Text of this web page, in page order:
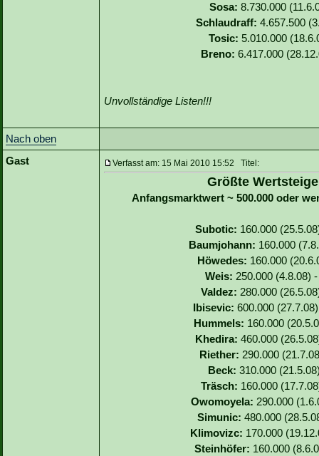
Sosa: 8.730.000
Schlaudraff: 4.657.500
Tosic: 5.010.000
Breno: 6.417.000
Unvollständige Listen!!!
Nach oben
Gast
Verfasst am: 15 Mai 2010 15:52 Titel:
Größte
Anfangsmarktwert ~ 500.000 oder
Subotic: 160.000
Baumjohann: 160.000
Höwedes: 160.000
Weis: 250.000 (4.8.08)
Valdez: 280.000
Ibisevic: 600.000
Hummels: 160.000
Khedira: 460.000
Riether: 290.000
Beck: 310.000
Träsch: 160.000
Owomoyela: 290.000
Simunic: 480.000
Klimovizc: 170.000
Steinhöfer: 160.000